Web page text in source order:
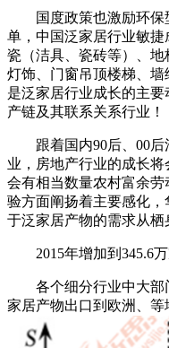
国度政策也激励环保
单，中国泛家居行业敏
瓷（洁具、瓷砖等）、
灯饰、门窗吊顶楼梯、墙
是泛家居行业成长的主
产链及其联系关系行业！
跟着国内90后、00后
业，房地产行业的成长将
会有相当数量农村富余
验方面阐扬着主要感化
于泛家居产物的需求从栖
2015年增加到345.6万
各个细分行业中大部
家居产物出口到欧洲、等